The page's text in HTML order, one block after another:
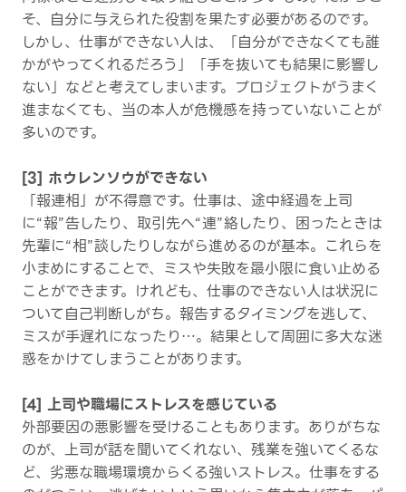
そ、自分に与えられた役割を果たす必要があるのです。
しかし、仕事ができない人は、「自分ができなくても誰
かがやってくれるだろう」「手を抜いても結果に影響し
ない」などと考えてしまいます。プロジェクトがうまく
進まなくても、当の本人が危機感を持っていないことが
多いのです。
[3] ホウレンソウができない
「報連相」が不得意です。仕事は、途中経過を上司
に“報”告したり、取引先へ“連”絡したり、困ったときは
先輩に“相”談したりしながら進めるのが基本。これらを
小まめにすることで、ミスや失敗を最小限に食い止める
ことができます。けれども、仕事のできない人は状況に
ついて自己判断しがち。報告するタイミングを逃して、
ミスが手遅れになったり…。結果として周囲に多大な迷
惑をかけてしまうことがあります。
[4] 上司や職場にストレスを感じている
外部要因の悪影響を受けることもあります。ありがちな
のが、上司が話を聞いてくれない、残業を強いてくるな
ど、劣悪な職場環境からくる強いストレス。仕事をする